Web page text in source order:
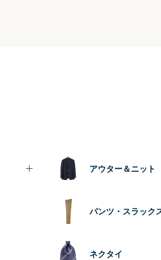
アウター＆ニット
パンツ・スラック
ネクタイ